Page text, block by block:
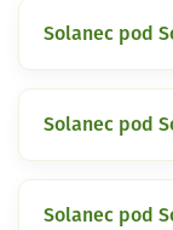
Solanec pod
Solanec pod
Solanec pod